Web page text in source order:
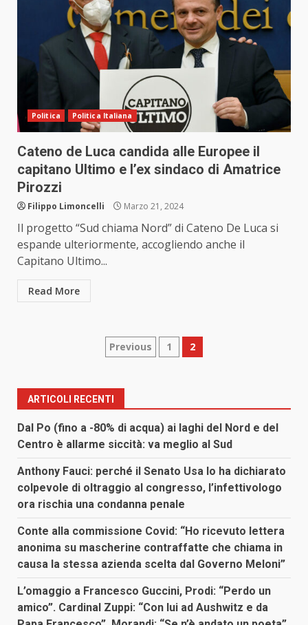
Politica Politica Italiana
Cateno de Luca candida alle Europee il
capitano Ultimo e l’ex sindaco di Amatrice
Pirozzi
Filippo Limoncelli Marzo 21, 2024
Il progetto “Sud chiama Nord” di Cateno De Luca si
espande ulteriormente, accogliendo anche il
Capitano Ultimo...
Read More
Paginazione
articoli
Previous 1 2
ARTICOLI RECENTI
Dal Po (fino a -80% di acqua) ai laghi del Nord e del
Centro è allarme siccità: va meglio al Sud
Anthony Fauci: perché il Senato Usa lo ha dichiarato
colpevole di oltraggio al congresso, l’infettivologo
ora rischia una condanna penale
Conte alla commissione Covid: “Ho ricevuto lettera
anonima su mascherine contraffatte che chiama in
causa la stessa azienda scelta dal Governo Meloni”
L’omaggio a Francesco Guccini, Prodi: “Perdo un
amico”. Cardinal Zuppi: “Con lui ad Aushwitz e da